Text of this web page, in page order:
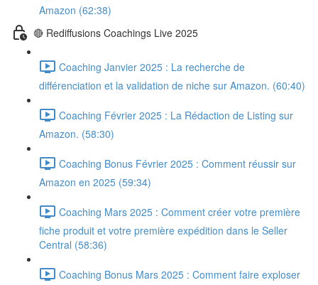
Amazon (62:38)
🔴 Rediffusions Coachings Live 2025
Coaching Janvier 2025 : La recherche de
différenciation et la validation de niche sur Amazon. (60:40)
Coaching Février 2025 : La Rédaction de Listing sur
Amazon. (58:30)
Coaching Bonus Février 2025 : Comment réussir sur
Amazon en 2025 (59:34)
Coaching Mars 2025 : Comment créer votre première
fiche produit et votre première expédition dans le Seller
Central (58:36)
Coaching Bonus Mars 2025 : Comment faire exploser